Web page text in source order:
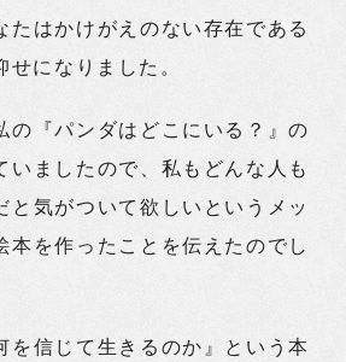
たはかけがえのない存在である
せになりました。
の『パンダはどこにいる？』の
いましたので、私もどんな人も
と気がついて欲しいというメッ
本を作ったことを伝えたのでし
を信じて生きるのか』という本